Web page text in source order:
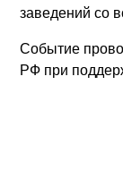
заведений со
Событие
РФ при